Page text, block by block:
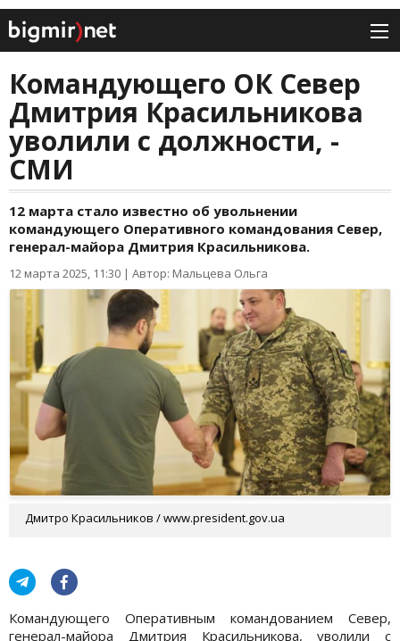
Командующего ОК Север
Дмитрия Красильникова
уволили с должности, -
СМИ
12 марта стало известно об увольнении
командующего Оперативного командования Север,
генерал-майора Дмитрия Красильникова.
12 марта 2025, 11:30 | Автор: Мальцева Ольга
Дмитро Красильников / www.president.gov.ua
Командующего Оперативным командованием Север,
генерал-майора Дмитрия Красильникова, уволили с